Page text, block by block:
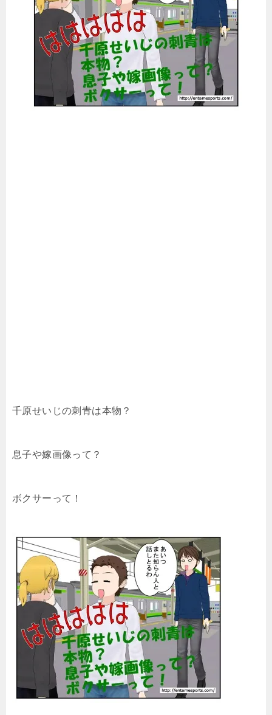
千原せいじの刺青は本物？
息子や嫁画像って？
ボクサーって！